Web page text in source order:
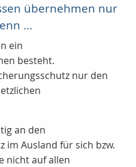
übernehmen nur
...
ein
besteht.
nur den
an den
im Ausland für sich bzw.
nicht auf allen